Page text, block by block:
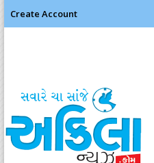
Create Account